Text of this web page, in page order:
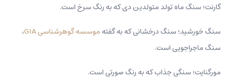
گارنت؛ سنگ ماه تولد متولدین دی که به رنگ سرخ است.
سنگ خورشید؛ سنگ درخشانی که به گفته موسسه گوهرشناسی GIA
،
سنگ ماجراجویی است.
مورگنایت؛ سنگی جذاب که به رنگ صورتی است.